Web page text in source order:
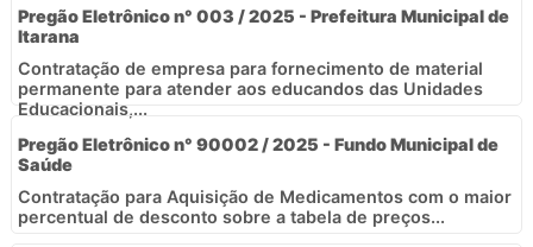
Pregão Eletrônico n° 003 / 2025 - Prefeitura Municipal de
Itarana
Contratação de empresa para fornecimento de material
permanente para atender aos educandos das Unidades
Educacionais,...
Pregão Eletrônico n° 90002 / 2025 - Fundo Municipal de
Saúde
Contratação para Aquisição de Medicamentos com o maior
percentual de desconto sobre a tabela de preços...